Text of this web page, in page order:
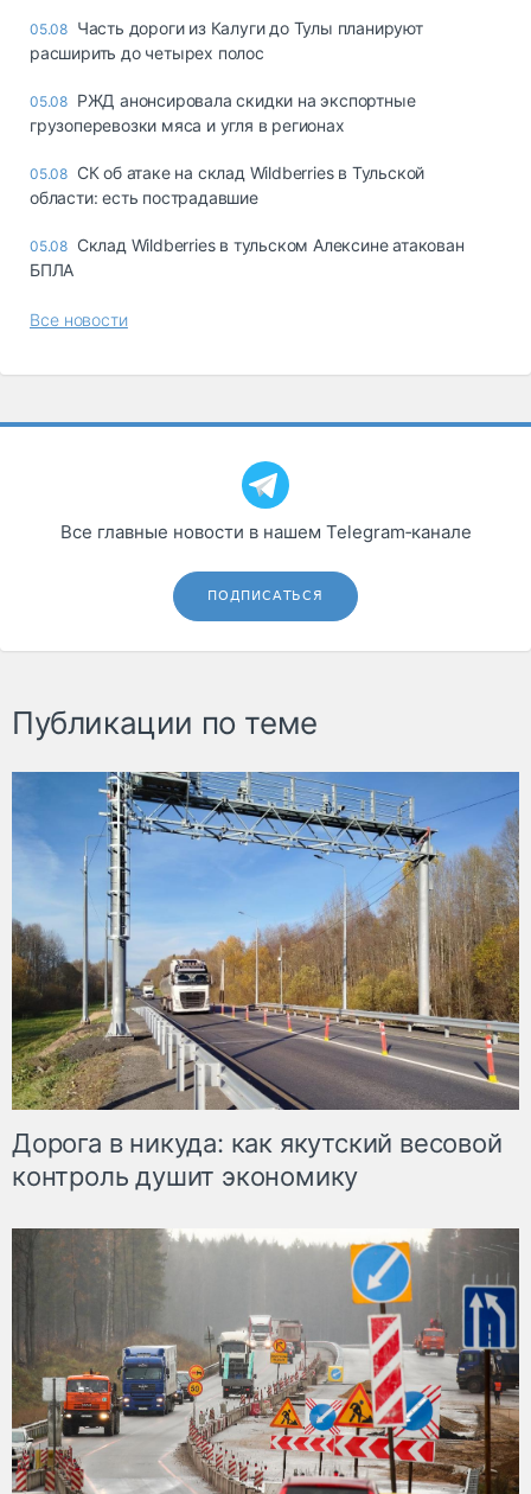
05.08 Часть дороги из Калуги до Тулы планируют
расширить до четырех полос
05.08 РЖД анонсировала скидки на экспортные
грузоперевозки мяса и угля в регионах
05.08 СК об атаке на склад Wildberries в Тульской
области: есть пострадавшие
05.08 Склад Wildberries в тульском Алексине атакован
БПЛА
Все новости
Все главные новости в нашем Telegram‑канале
ПОДПИСАТЬСЯ
Публикации по теме
Дорога в никуда: как якутский весовой
контроль душит экономику